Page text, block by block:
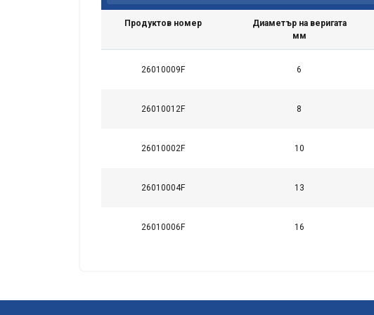
Продуктов номер
Диаметър на веригата
мм
26010009F 6
26010012F 8
26010002F 10
26010004F 13
26010006F 16
необходимо